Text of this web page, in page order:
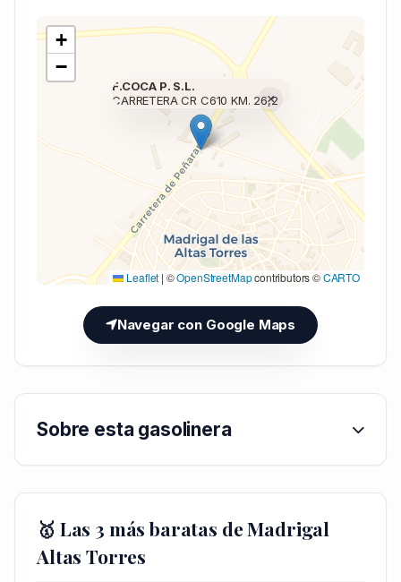
Cargando mapa (V7 Inline)...
F.COCA P. S.L.
CARRETERA CR C610 KM. 26,2
×
+
−
Leaflet | ©OpenStreetMapcontributors ©CARTO
Navegar con Google Maps
Sobre esta gasolinera
🥇 Las 3 más baratas de Madrigal
Altas Torres